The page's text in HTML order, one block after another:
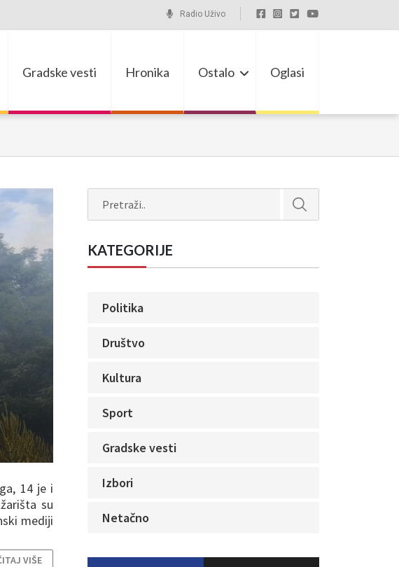
Radio Uživo
Gradske vesti Hronika Ostalo Oglasi
14 je i
su
mediji
VIŠE
KATEGORIJE
Politika
Društvo
Kultura
Sport
Gradske vesti
Izbori
Netačno